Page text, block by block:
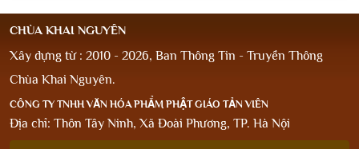
CHÙA KHAI NGUYÊN
Xây dựng từ : 2010 - 2026, Ban Thông Tin - Truyền Thông
Chùa Khai Nguyên.
CÔNG TY TNHH VĂN HÓA PHẨM PHẬT GIÁO TẢN VIÊN
Địa chỉ: Thôn Tây Ninh, Xã Đoài Phương, TP. Hà Nội